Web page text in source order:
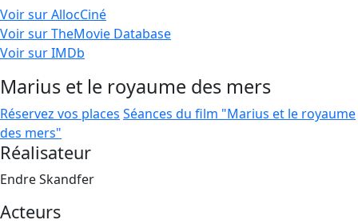
Voir sur AllocCiné
Voir sur TheMovie Database
Voir sur IMDb
Marius et le royaume des mers
Réservez vos places Séances du film "Marius et le royaume
des mers"
Réalisateur
Endre Skandfer
Acteurs